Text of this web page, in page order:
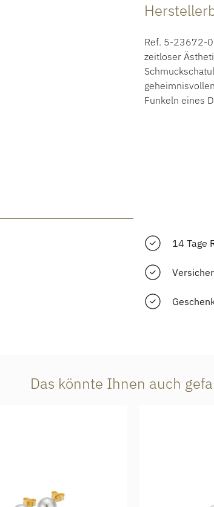
Ref. 5-23672-
zeitloser
Funkeln eines
14 Tage
Das könnte Ihnen auch